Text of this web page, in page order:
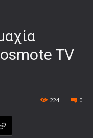
TV
0
224